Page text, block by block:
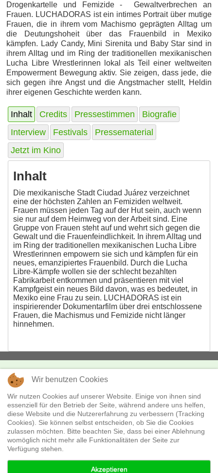
Drogenkartelle und Femizide - Gewaltverbrechen an
Frauen. LUCHADORAS ist ein intimes Portrait über mutige
Frauen, die in ihrem vom Machismo geprägten Alltag um
die Deutungshoheit über das Frauenbild in Mexiko
kämpfen. Lady Candy, Mini Sirenita und Baby Star sind in
ihrem Alltag und im Ring der traditionellen mexikanischen
Lucha Libre Wrestlerinnen lokal als Teil einer weltweiten
Empowerment Bewegung aktiv. Sie zeigen, dass jede, die
sich gegen ihre Angst und die Angstmacher stellt, Heldin
ihrer eigenen Geschichte werden kann.
Inhalt Credits Pressestimmen
Biografie
Interview
Festivals
Pressematerial
Jetzt im Kino
Inhalt
Die mexikanische Stadt Ciudad Juárez verzeichnet
eine der höchsten Zahlen an Femiziden weltweit.
Frauen müssen jeden Tag auf der Hut sein, auch wenn
sie nur auf dem Heimweg von der Arbeit sind. Eine
Gruppe von Frauen steht auf und wehrt sich gegen die
Gewalt und die Frauenfeindlichkeit. In ihrem Alltag und
im Ring der traditionellen mexikanischen Lucha Libre
Wrestlerinnen empowern sie sich und kämpfen für ein
neues, emanzipiertes Frauenbild. Durch die Lucha
Libre-Kämpfe wollen sie der schlecht bezahlten
Fabrikarbeit entkommen und präsentieren mit viel
Kampfgeist ein neues Bild davon, was es bedeutet, in
Mexiko eine Frau zu sein. LUCHADORAS ist ein
inspirierender Dokumentarfilm über drei entschlossene
Frauen, die Machismus und Femizide nicht länger
hinnehmen.
KONTAKT
missingFILMs
Boxhagener Str. 18
10245 Berlin
Telefon:+49 - (0)30 - 28 36 530
E-Mail:verleih@missingfilms.de
Datenschutzerklärung
Wir benutzen Cookies
Wir nutzen Cookies auf unserer Website. Einige von ihnen sind
essenziell für den Betrieb der Seite, während andere uns helfen,
diese Website und die Nutzererfahrung zu verbessern (Tracking
Cookies). Sie können selbst entscheiden, ob Sie die Cookies
zulassen möchten. Bitte beachten Sie, dass bei einer Ablehnung
womöglich nicht mehr alle Funktionalitäten der Seite zur
Verfügung stehen.
Akzeptieren